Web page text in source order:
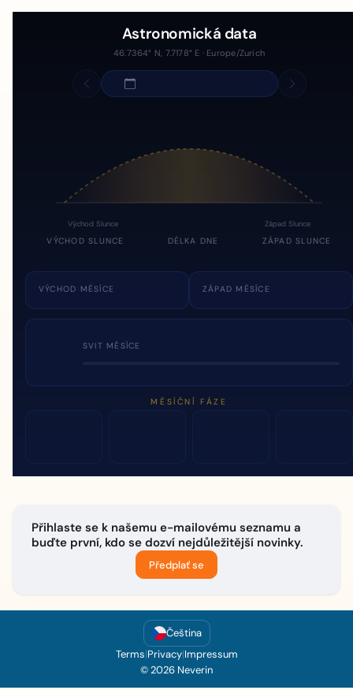
Astronomická data
46.7364° N, 7.7178° E · Europe/Zurich
Východ Slunce Západ Slunce
VÝCHOD SLUNCE DÉLKA DNE ZÁPAD SLUNCE
VÝCHOD MĚSÍCE ZÁPAD MĚSÍCE
SVIT MĚSÍCE
MĚSÍČNÍ FÁZE
Přihlaste se k našemu e-mailovému seznamu a
buďte první, kdo se dozví nejdůležitější novinky.
Předplať se
Čeština
Terms|Privacy|Impressum
© 2026 Neverin